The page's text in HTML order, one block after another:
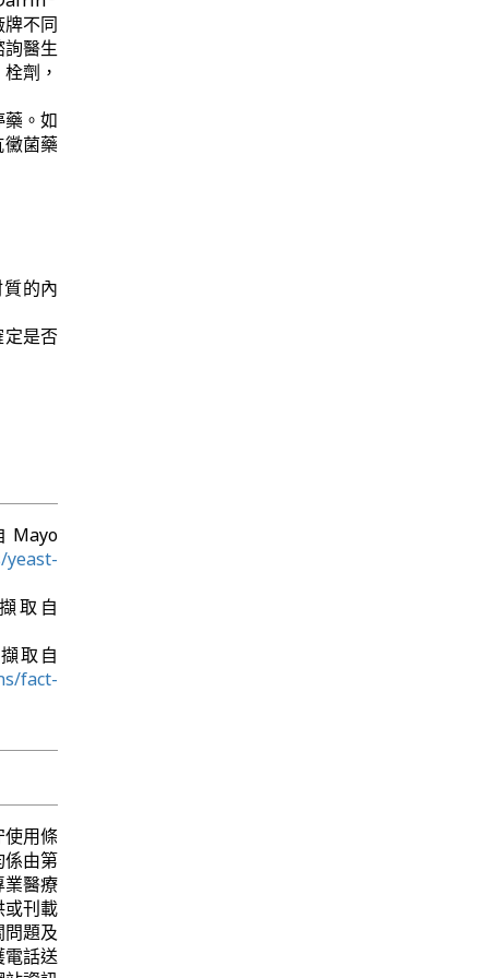
不同
詢醫生
劑，
。如
菌藥
的內
是否
Mayo
yeast-
取自
取自
fact-
使用條
由第
醫療
刊載
題及
話送